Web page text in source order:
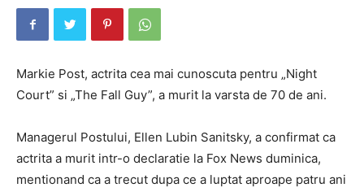
Markie Post, actrita cea mai cunoscuta pentru „Night
Court” si „The Fall Guy”, a murit la varsta de 70 de ani.
Managerul Postului, Ellen Lubin Sanitsky, a confirmat ca
actrita a murit intr-o declaratie la Fox News duminica,
mentionand ca a trecut dupa ce a luptat aproape patru ani